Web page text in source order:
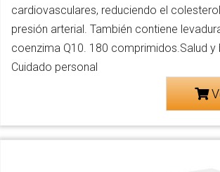
cardiovasculares, reduciendo el
presión arterial. También contiene
coenzima Q10. 180 comprimidos.Salud y
Cuidado personal